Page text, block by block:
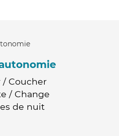
/ Coucher
/ Change
de nuit